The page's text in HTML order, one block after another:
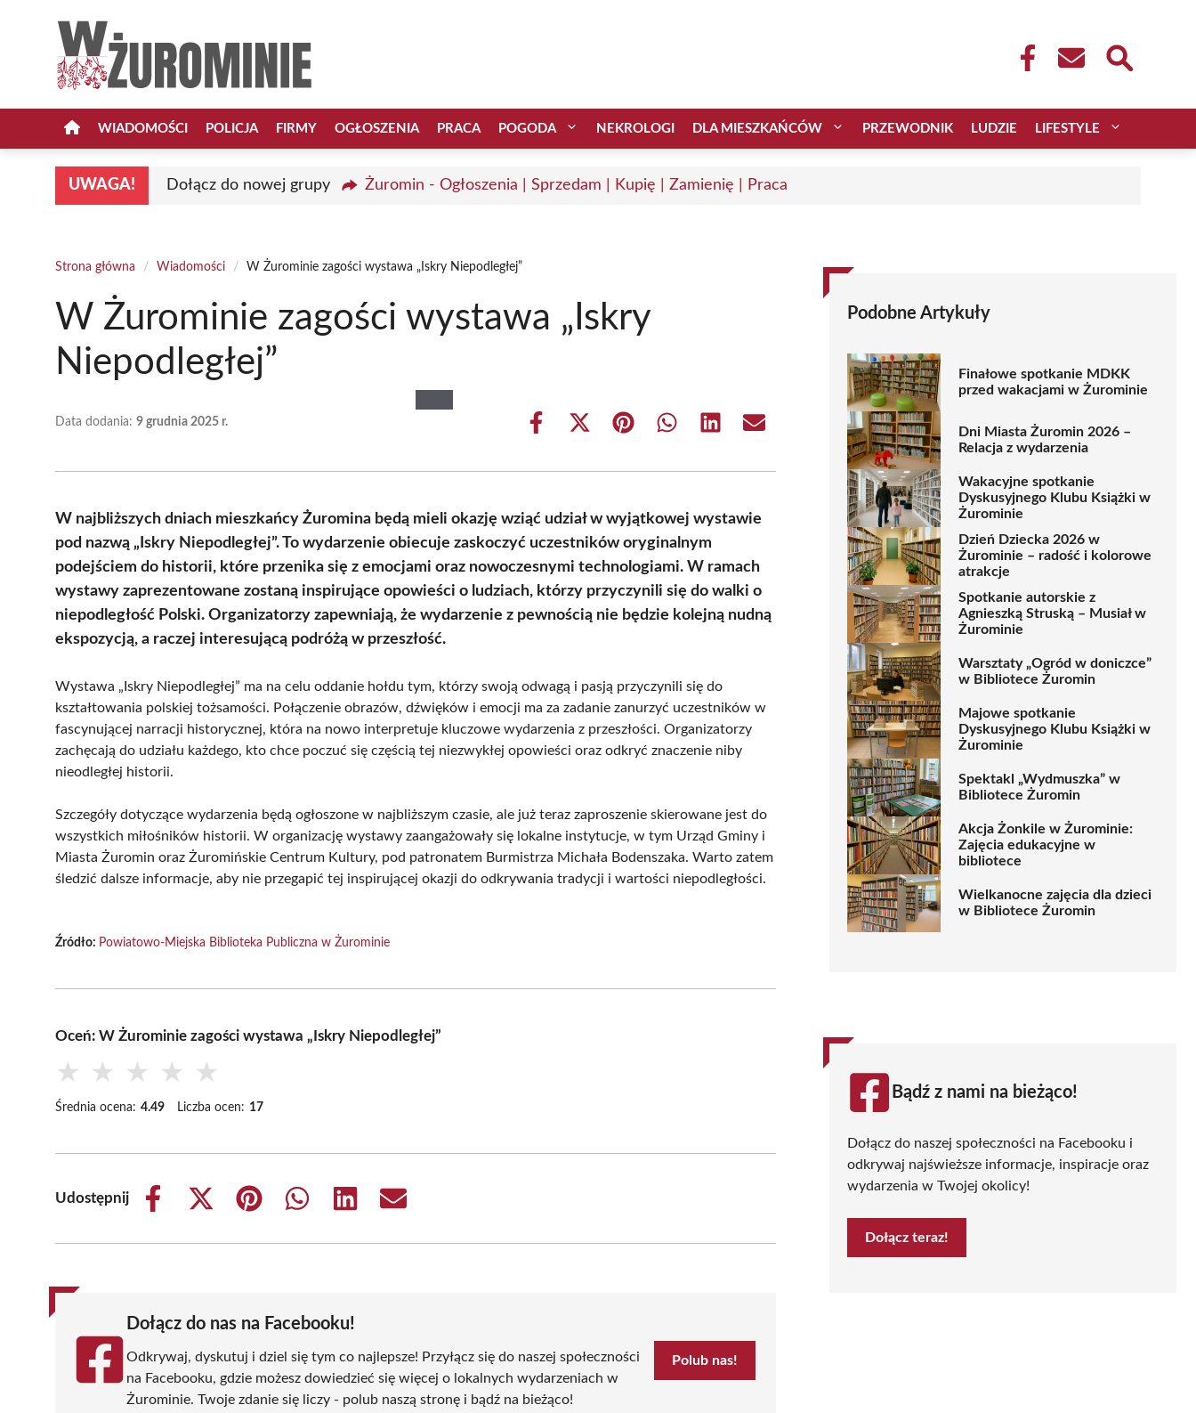
WIADOMOŚCI POLICJA FIRMY OGŁOSZENIA PRACA POGODA NEKROLOGI DLA MIESZKAŃCÓW PRZEWODNIK LUDZIE LIFESTYLE
UWAGA! Dołącz do nowej grupy Żuromin - Ogłoszenia | Sprzedam | Kupię | Zamienię | Praca
Strona główna / Wiadomości / W Żurominie zagości wystawa „Iskry Niepodległej”
W Żurominie zagości wystawa „Iskry
Niepodległej”
Data dodania: 9 grudnia 2025 r.
Share
Share
(Twitter)
Share Share Share Share
W najbliższych dniach mieszkańcy Żuromina będą mieli okazję wziąć udział w wyjątkowej wystawie
pod nazwą „Iskry Niepodległej”. To wydarzenie obiecuje zaskoczyć uczestników oryginalnym
podejściem do historii, które przenika się z emocjami oraz nowoczesnymi technologiami. W ramach
wystawy zaprezentowane zostaną inspirujące opowieści o ludziach, którzy przyczynili się do walki o
niepodległość Polski. Organizatorzy zapewniają, że wydarzenie z pewnością nie będzie kolejną nudną
ekspozycją, a raczej interesującą podróżą w przeszłość.
Wystawa „Iskry Niepodległej” ma na celu oddanie hołdu tym, którzy swoją odwagą i pasją przyczynili się do
kształtowania polskiej tożsamości. Połączenie obrazów, dźwięków i emocji ma za zadanie zanurzyć uczestników w
fascynującej narracji historycznej, która na nowo interpretuje kluczowe wydarzenia z przeszłości. Organizatorzy
zachęcają do udziału każdego, kto chce poczuć się częścią tej niezwykłej opowieści oraz odkryć znaczenie niby
nieodległej historii.
Szczegóły dotyczące wydarzenia będą ogłoszone w najbliższym czasie, ale już teraz zaproszenie skierowane jest do
wszystkich miłośników historii. W organizację wystawy zaangażowały się lokalne instytucje, w tym Urząd Gminy i
Miasta Żuromin oraz Żuromińskie Centrum Kultury, pod patronatem Burmistrza Michała Bodenszaka. Warto zatem
śledzić dalsze informacje, aby nie przegapić tej inspirującej okazji do odkrywania tradycji i wartości niepodległości.
Źródło: Powiatowo-Miejska Biblioteka Publiczna w Żurominie
Oceń: W Żurominie zagości wystawa „Iskry Niepodległej”
★ ★ ★ ★ ★
Średnia ocena: 4.49 Liczba ocen: 17
Udostępnij
Share
Share
(Twitter)
Share
Share
Share
Share
Dołącz do nas na Facebooku!
Odkrywaj, dyskutuj i dziel się tym co najlepsze! Przyłącz się do naszej społeczności
na Facebooku, gdzie możesz dowiedzieć się więcej o lokalnych wydarzeniach w
Żurominie. Twoje zdanie się liczy - polub naszą stronę i bądź na bieżąco!
Polub nas!
Podobne Artykuły
Finałowe spotkanie MDKK
przed wakacjami w Żurominie
Dni Miasta Żuromin 2026 –
Relacja z wydarzenia
Wakacyjne spotkanie
Dyskusyjnego Klubu Książki w
Żurominie
Dzień Dziecka 2026 w
Żurominie – radość i kolorowe
atrakcje
Spotkanie autorskie z
Agnieszką Struską – Musiał w
Żurominie
Warsztaty „Ogród w doniczce”
w Bibliotece Żuromin
Majowe spotkanie
Dyskusyjnego Klubu Książki w
Żurominie
Spektakl „Wydmuszka” w
Bibliotece Żuromin
Akcja Żonkile w Żurominie:
Zajęcia edukacyjne w
bibliotece
Wielkanocne zajęcia dla dzieci
w Bibliotece Żuromin
Bądź z nami na bieżąco!
Dołącz do naszej społeczności na Facebooku i
odkrywaj najświeższe informacje, inspiracje oraz
wydarzenia w Twojej okolicy!
Dołącz teraz!